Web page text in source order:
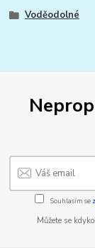
Voděodolné
Souhlasím se
Můžete se